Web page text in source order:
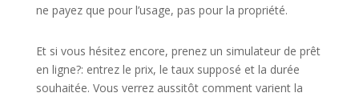
ne payez que pour l’usage, pas pour la propriété.
Et si vous hésitez encore, prenez un simulateur de prêt
en ligne?: entrez le prix, le taux supposé et la durée
souhaitée. Vous verrez aussitôt comment varient la